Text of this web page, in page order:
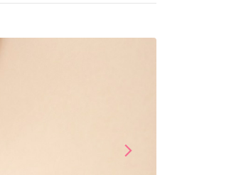
arrow_forward_iosNext